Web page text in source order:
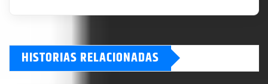
HISTORIAS RELACIONADAS